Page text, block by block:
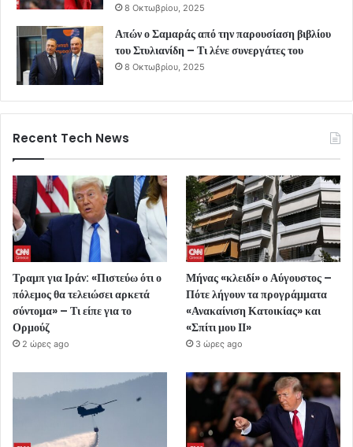
8 Οκτωβρίου, 2025
Απών ο Σαμαράς από την παρουσίαση βιβλίου
του Στυλιανίδη – Τι λένε συνεργάτες του
8 Οκτωβρίου, 2025
Recent Tech News
Τραμπ για Ιράν: «Πιστεύω ότι ο
πόλεμος θα τελειώσει αρκετά
σύντομα» – Τι είπε για το
Ορμούζ
2 ώρες ago
Μήνας «κλειδί» ο Αύγουστος –
Πότε λήγουν τα προγράμματα
«Ανακαίνιση Κατοικίας» και
«Σπίτι μου ΙΙ»
3 ώρες ago